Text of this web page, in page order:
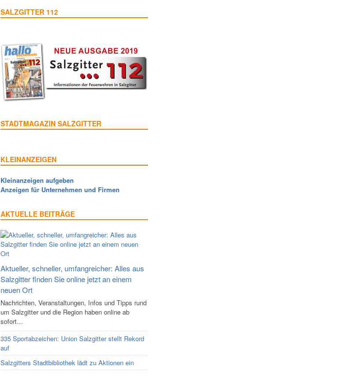
SALZGITTER 112
STADTMAGAZIN SALZGITTER
KLEINANZEIGEN
Kleinanzeigen aufgeben
Anzeigen für Unternehmen und Firmen
AKTUELLE BEITRÄGE
Aktueller, schneller, umfangreicher: Alles aus
Salzgitter finden Sie online jetzt an einem
neuen Ort
Nachrichten, Veranstaltungen, Infos und Tipps rund
um Salzgitter und die Region haben online ab
sofort…
335 Sportabzeichen: Union Salzgitter stellt Rekord
auf
Salzgitters Stadtbibliothek lädt zu Aktionen ein